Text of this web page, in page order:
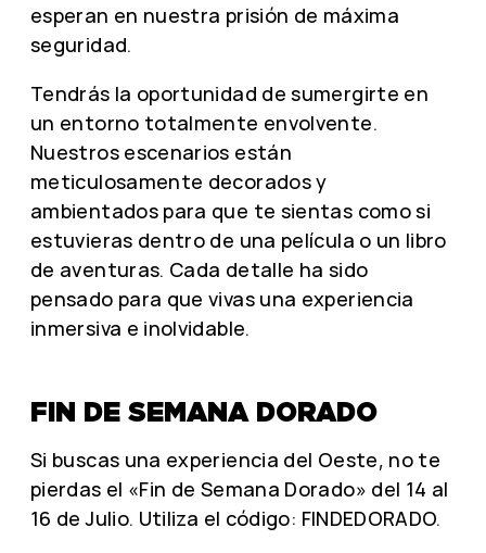
esperan en nuestra prisión de máxima
seguridad.
Tendrás la oportunidad de sumergirte en
un entorno totalmente envolvente.
Nuestros escenarios están
meticulosamente decorados y
ambientados para que te sientas como si
estuvieras dentro de una película o un libro
de aventuras. Cada detalle ha sido
pensado para que vivas una experiencia
inmersiva e inolvidable.
FIN DE SEMANA DORADO
Si buscas una experiencia del Oeste, no te
pierdas el «Fin de Semana Dorado» del 14 al
16 de Julio. Utiliza el código: FINDEDORADO.